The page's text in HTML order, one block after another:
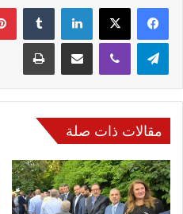
فيسبوك لينكدإن
مقالات ذات صلة